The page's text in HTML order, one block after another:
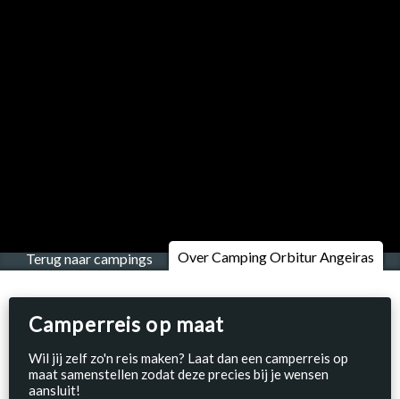
Terug naar campings Over Camping Orbitur Angeiras
Camperreis op maat
Wil jij zelf zo'n reis maken? Laat dan een camperreis op
maat samenstellen zodat deze precies bij je wensen
aansluit!